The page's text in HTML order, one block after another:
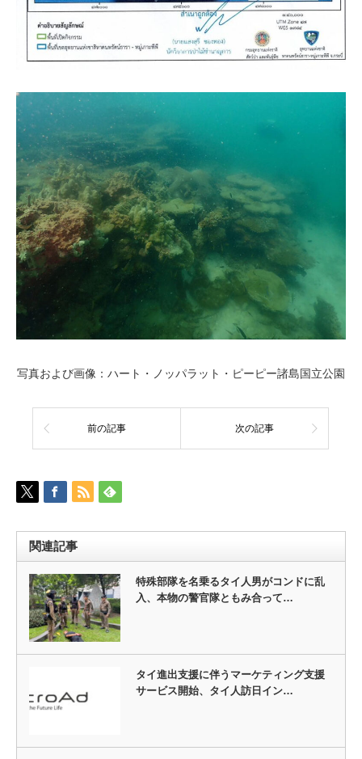
写真および画像：ハート・ノッパラット・ピーピー諸島国立公園
前の記事 次の記事
関連記事
特殊部隊を名乗るタイ人男がコンドに乱
入、本物の警官隊ともみ合って…
タイ進出支援に伴うマーケティング支援
サービス開始、タイ人訪日イン…